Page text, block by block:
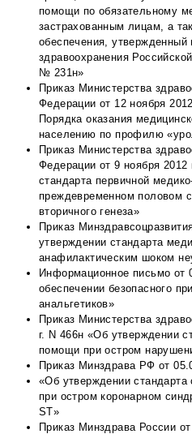
помощи по обязательному
застрахованным лицам, а
обеспечения, утвержденный
здравоохранения
№ 231н»
Приказ Министерства
Федерации от 12 ноября
Порядка оказания
населению по профилю
Приказ Министерства
Федерации от 9 ноября
стандарта первичной
преждевременном половом
вторичного генеза»
Приказ
утверждении стандарта
анафилактическим шоком
Информационное письмо
обеспечении безопасного
анальгетиков»
Приказ Министерства
г. N 466н «Об утверждении
помощи при остром
Приказ Минздрава РФ от
«Об утверждении
при остром коронарном
ST»
Приказ Минздрава России